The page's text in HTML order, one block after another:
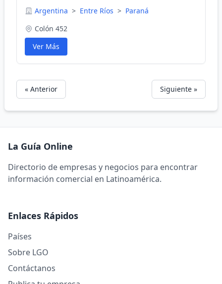
Argentina > Entre Ríos > Paraná
Colón 452
Ver Más
« Anterior Siguiente »
La Guía Online
Directorio de empresas y negocios para encontrar
información comercial en Latinoamérica.
Enlaces Rápidos
Países
Sobre LGO
Contáctanos